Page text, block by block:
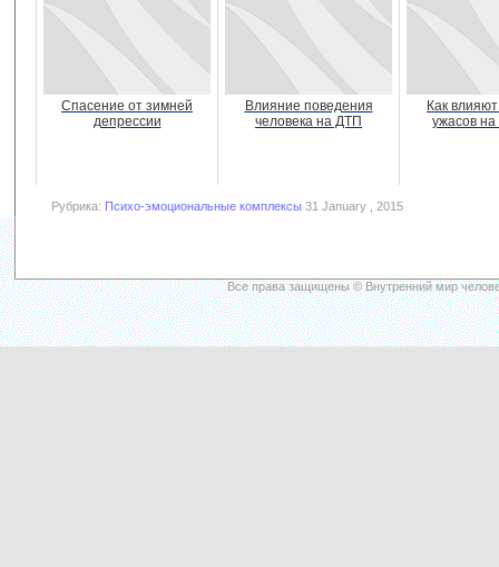
Спасение от зимней
депрессии
Влияние поведения
человека на ДТП
Как
ужасов на
Рубрика: Психо-эмоциональные комплексы 31 January , 2015
Все права защищены © Внутренний мир